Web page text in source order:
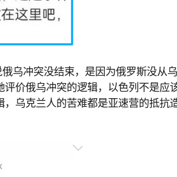
乌冲突没结束，是因为俄罗斯没从
价俄乌冲突的逻辑，以色列不是应
乌克兰人的苦难都是亚速营的抵抗